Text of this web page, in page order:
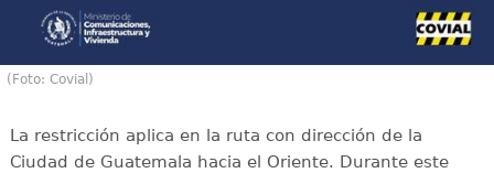
(Foto: Covial)
La restricción aplica en la ruta con dirección de la
Ciudad de Guatemala hacia el Oriente. Durante este